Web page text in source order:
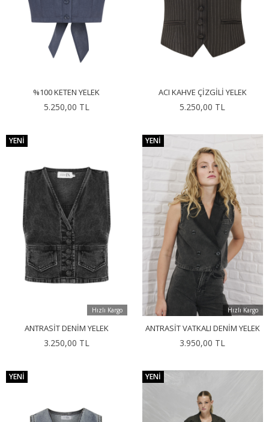
%100 KETEN YELEK
5.250,00 TL
ACI KAHVE ÇIZGILI YELEK
5.250,00 TL
Hızlı Kargo
ANTRASIT DENIM YELEK
3.250,00 TL
YENI
Hızlı Kargo
ANTRASIT VATKALI DENIM YELEK
3.950,00 TL
YENI
YENI YENI